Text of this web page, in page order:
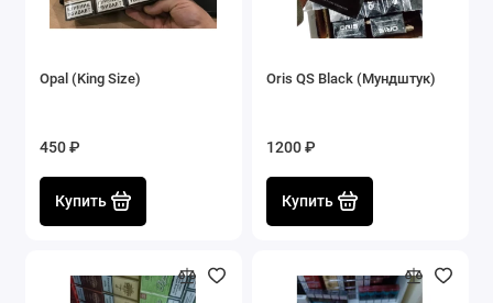
Opal (King Size)
450 ₽
Купить
Oris QS Black (Мундштук)
1200 ₽
Купить